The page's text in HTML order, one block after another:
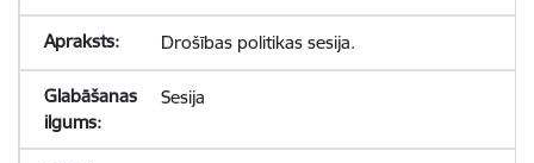
Drošības politikas sesija.
Sesija